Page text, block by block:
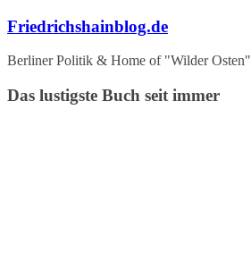
Zum
springen
Friedrichshainblog.de
Berliner Politik & Home of "Wilder Osten"
Das lustigste Buch seit immer